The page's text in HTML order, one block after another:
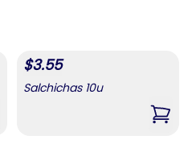
Hot Dog 650 G
$3.55
Salchichas 10u
,